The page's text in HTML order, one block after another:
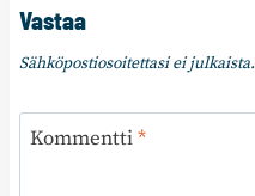
Vastaa
Sähköpostiosoitettasi ei julkaista.
Kommentti*